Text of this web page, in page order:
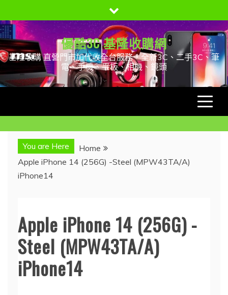
to
content
優酷3C 基隆收購網
基隆收購 直營門市加代收全台服務，全新3C、二手3C、筆
電、手機、平板、相機、鏡頭
You are Here
Home
Apple iPhone 14 (256G) -Steel (MPW43TA/A)
iPhone14
Apple iPhone 14 (256G) -
Steel (MPW43TA/A)
iPhone14